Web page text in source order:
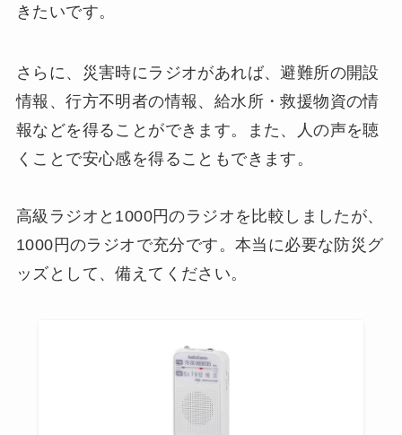
きたいです。
さらに、災害時にラジオがあれば、避難所の開設
情報、行方不明者の情報、給水所・救援物資の情
報などを得ることができます。また、人の声を聴
くことで安心感を得ることもできます。
高級ラジオと1000円のラジオを比較しましたが、
1000円のラジオで充分です。本当に必要な防災グ
ッズとして、備えてください。